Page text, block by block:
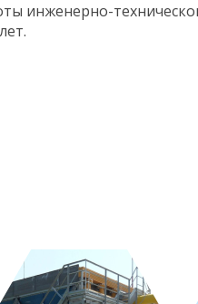
инженерно-